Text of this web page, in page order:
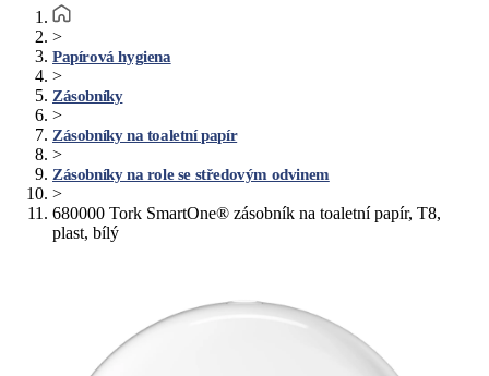
>
Papírová hygiena
>
Zásobníky
>
Zásobníky na toaletní papír
>
Zásobníky na role se středovým odvinem
>
680000 Tork SmartOne® zásobník na toaletní papír, T8,
plast, bílý